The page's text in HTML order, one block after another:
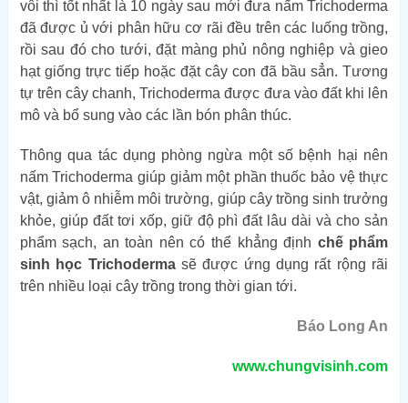
vôi thì tốt nhất là 10 ngày sau mới đưa nấm Trichoderma
đã được ủ với phân hữu cơ rãi đều trên các luống trồng,
rồi sau đó cho tưới, đặt màng phủ nông nghiệp và gieo
hạt giống trực tiếp hoặc đặt cây con đã bầu sẳn. Tương
tự trên cây chanh, Trichoderma được đưa vào đất khi lên
mô và bổ sung vào các lần bón phân thúc.
Thông qua tác dụng phòng ngừa một số bệnh hại nên
nấm Trichoderma giúp giảm một phần thuốc bảo vệ thực
vật, giảm ô nhiễm môi trường, giúp cây trồng sinh trưởng
khỏe, giúp đất tơi xốp, giữ độ phì đất lâu dài và cho sản
phẩm sạch, an toàn nên có thể khẳng định chế phẩm
sinh học Trichodermasẽ được ứng dụng rất rộng rãi
trên nhiều loại cây trồng trong thời gian tới.
Báo Long An
www.chungvisinh.com